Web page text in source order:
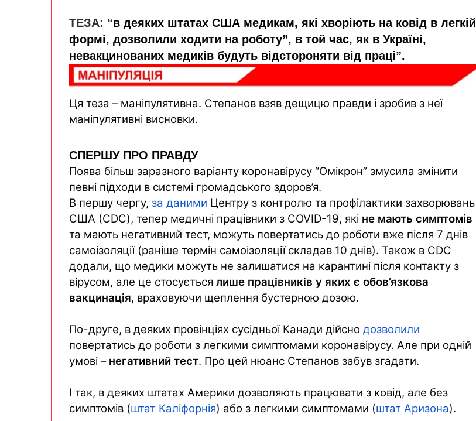
ТЕЗА: “в деяких штатах США медикам, які хворіють на ковід в легкій
формі, дозволили ходити на роботу”, в той час, як в Україні,
невакцинованих медиків будуть відстороняти від праці”.
Ця теза – маніпулятивна. Степанов взяв дещицю правди і зробив з неї
маніпулятивні висновки.
СПЕРШУ ПРО ПРАВДУ
Поява більш заразного варіанту коронавірусу “Омікрон” змусила змінити
певні підходи в системі громадського здоров’я.
В першу чергу, за даними Центру з контролю та профілактики захворювань
США (CDC), тепер медичні працівники з COVID-19, які не мають симптомів
та мають негативний тест, можуть повертатись до роботи вже після 7 днів
самоізоляції (раніше термін самоізоляції складав 10 днів). Також в CDC
додали, що медики можуть не залишатися на карантині після контакту з
вірусом, але це стосується лише працівників у яких є обов’язкова
вакцинація, враховуючи щеплення бустерною дозою.
По-друге, в деяких провінціях сусідньої Канади дійсно дозволили
повертатись до роботи з легкими симптомами коронавірусу. Але при одній
умові –негативний тест. Про цей нюанс Степанов забув згадати.
І так, в деяких штатах Америки дозволяють працювати з ковід, але без
симптомів (штат Каліфорнія) або з легкими симптомами (штат Аризона).